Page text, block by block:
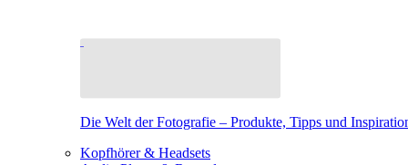
Die Welt der Fotografie – Produkte, Tipps und
Kopfhörer & Headsets